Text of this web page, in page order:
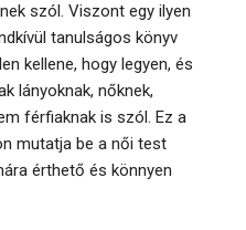
szól. Viszont egy ilyen
tanulságos könyv
kellene, hogy legyen, és
lányoknak, nőknek,
férfiaknak is szól. Ez a
mutatja be a női test
érthető és könnyen